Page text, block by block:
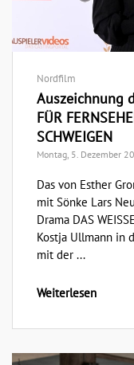
Nordfilm
Auszeichnung
FÜR
SCHWEIGEN
Montag, 5. Dezember
Das von Esther
mit Sönke Lars
Drama DAS
Kostja Ullmann in
mit der ...
Weiterlesen